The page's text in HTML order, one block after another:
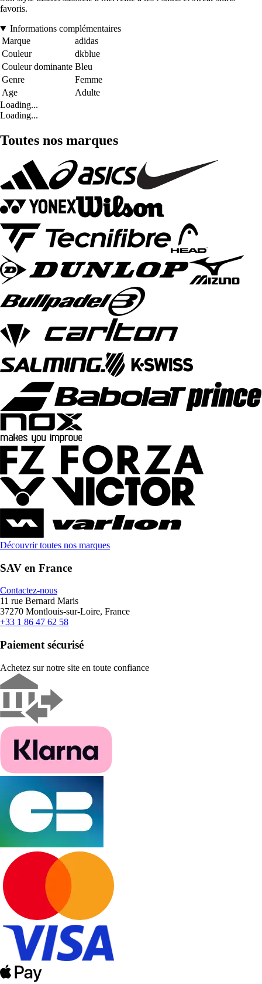
favoris.
Informations complémentaires
Marque
adidas
Couleur
dkblue
Couleur dominante Bleu
Genre
Femme
Age
Adulte
Loading...
Loading...
Toutes nos marques
Découvrir toutes nos marques
SAV en France
Contactez-nous
11 rue Bernard Maris
37270 Montlouis-sur-Loire, France
+33 1 86 47 62 58
Paiement sécurisé
Achetez sur notre site en toute confiance